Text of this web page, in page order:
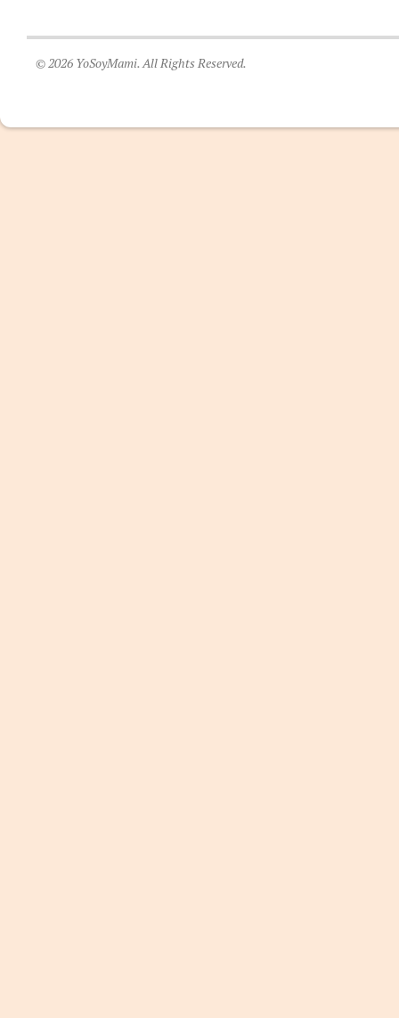
© 2026 YoSoyMami. All Rights Reserved.